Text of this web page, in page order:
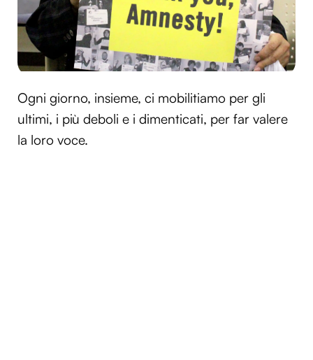
Ogni giorno, insieme, ci mobilitiamo per gli
ultimi, i più deboli e i dimenticati, per far valere
la loro voce.